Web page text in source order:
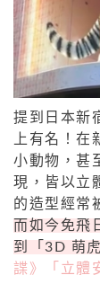
提到日本新
上有名！
小動物，甚
現，皆以立
的造型經常
而如今免飛
到「3D 萌虎
諜》「立體